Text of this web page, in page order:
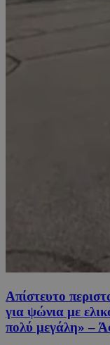
Απίστευτο
για ψώνια με
πολύ μεγάλη» –